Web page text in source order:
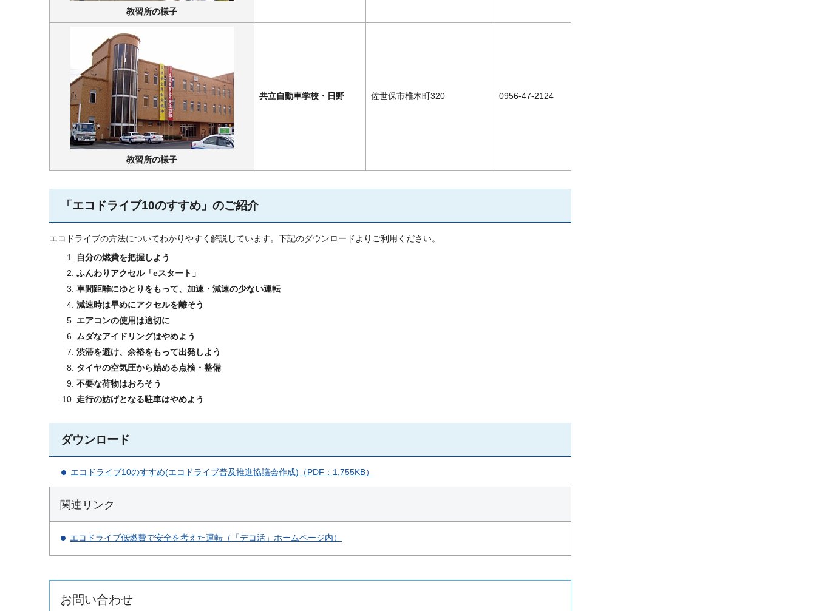
教習所の様子
教習所の様子
共立自動車学校・日野 佐世保市椎木町320 0956-47-2124
「エコドライブ10のすすめ」のご紹介
エコドライブの方法についてわかりやすく解説しています。下記のダウンロードよりご利用ください。
自分の燃費を把握しよう
ふんわりアクセル「eスタート」
車間距離にゆとりをもって、加速・減速の少ない運転
減速時は早めにアクセルを離そう
エアコンの使用は適切に
ムダなアイドリングはやめよう
渋滞を避け、余裕をもって出発しよう
タイヤの空気圧から始める点検・整備
不要な荷物はおろそう
走行の妨げとなる駐車はやめよう
ダウンロード
エコドライブ10のすすめ(エコドライブ普及推進協議会作成)（PDF：1,755KB）
関連リンク
エコドライブ低燃費で安全を考えた運転（「デコ活」ホームページ内）
お問い合わせ